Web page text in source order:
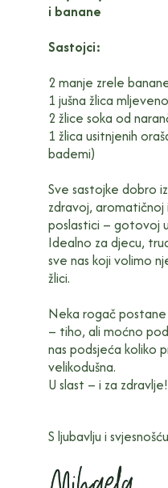
i banane
Sastojci:
2 manje zrele
1 jušna žlica
2 žlice soka od
1 žlica usitnjenih
bademi)
Sve sastojke dobro
zdravoj,
poslastici – gotovoj
Idealno za djecu,
sve nas koji volimo
žlici.
Neka rogač
– tiho, ali moćno
nas podsjeća koliko
velikodušna.
U slast – i za zdravlje!
S ljubavlju i